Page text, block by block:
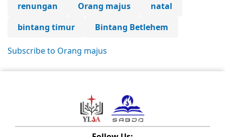
renungan Orang majus
natal
bintang timur
Bintang Betlehem
Subscribe to Orang majus